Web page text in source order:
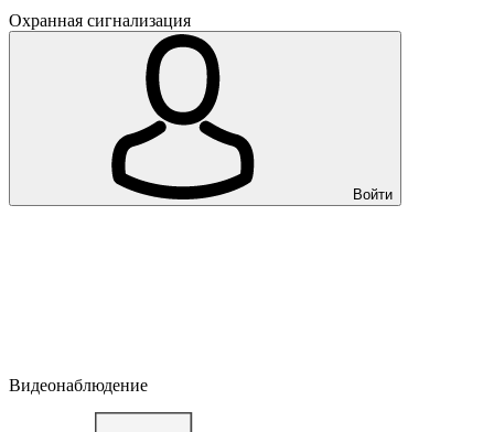
Охранная сигнализация
Войти
Видеонаблюдение